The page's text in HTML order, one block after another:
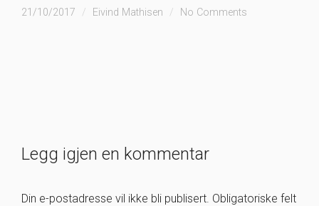
21/10/2017 Eivind Mathisen No Comments
Legg igjen en kommentar
Din e-postadresse vil ikke bli publisert. Obligatoriske felt